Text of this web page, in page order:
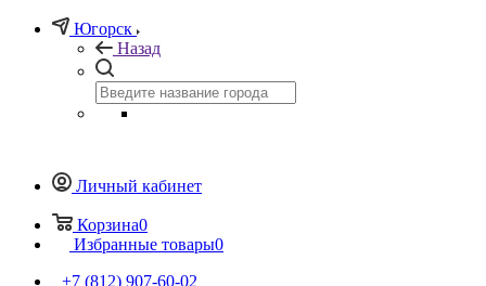
Югорск
Назад
Личный кабинет
Корзина0
Избранные товары0
+7 (812) 907-60-02